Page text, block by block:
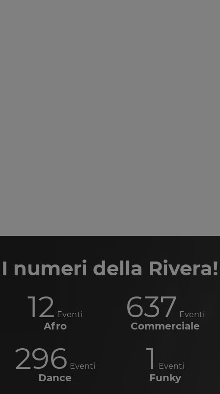
I numeri della Rivera!
12 Eventi
Afro
637 Eventi
Commerciale
296 Eventi
Dance
1 Eventi
Funky